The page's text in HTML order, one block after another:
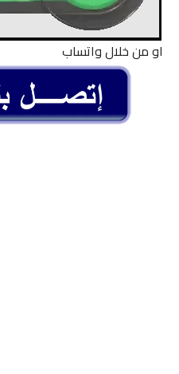
او من خلال واتساب